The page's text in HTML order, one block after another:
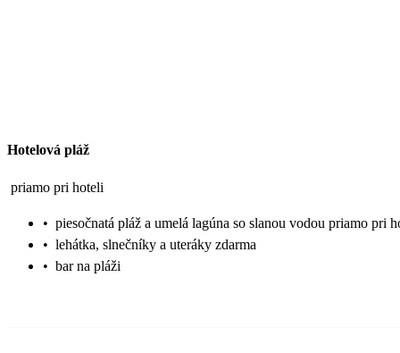
Hotelová pláž
priamo pri hoteli
• piesočnatá pláž a umelá lagúna so slanou vodou priamo pri
• lehátka, slnečníky a uteráky zdarma
• bar na pláži